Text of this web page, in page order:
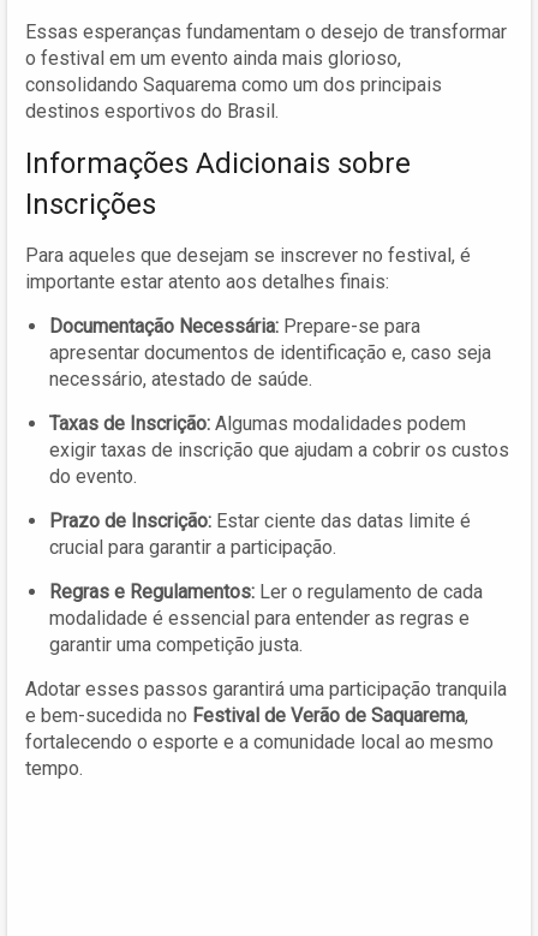
Essas esperanças fundamentam o desejo de transformar
o festival em um evento ainda mais glorioso,
consolidando Saquarema como um dos principais
destinos esportivos do Brasil.
Informações Adicionais sobre
Inscrições
Para aqueles que desejam se inscrever no festival, é
importante estar atento aos detalhes finais:
Documentação Necessária: Prepare-se para
apresentar documentos de identificação e, caso seja
necessário, atestado de saúde.
Taxas de Inscrição: Algumas modalidades podem
exigir taxas de inscrição que ajudam a cobrir os custos
do evento.
Prazo de Inscrição: Estar ciente das datas limite é
crucial para garantir a participação.
Regras e Regulamentos: Ler o regulamento de cada
modalidade é essencial para entender as regras e
garantir uma competição justa.
Adotar esses passos garantirá uma participação tranquila
e bem-sucedida no Festival de Verão de Saquarema,
fortalecendo o esporte e a comunidade local ao mesmo
tempo.